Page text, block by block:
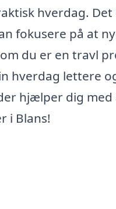
hverdag.
fokusere på at
du er en travl
hverdag lettere
hjælper dig med
i Blans!